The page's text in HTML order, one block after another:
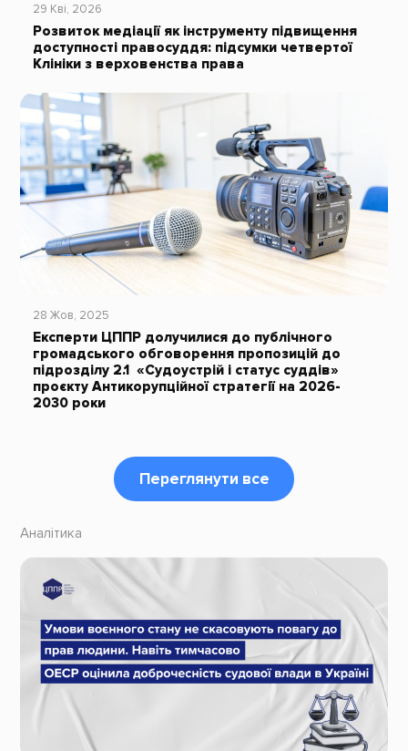
29 Кві, 2026
Розвиток медіації як інструменту підвищення
доступності правосуддя: підсумки четвертої
Клініки з верховенства права
28 Жов, 2025
Експерти ЦППР долучилися до публічного
громадського обговорення пропозицій до
підрозділу 2.1 «Судоустрій і статус суддів»
проєкту Антикорупційної стратегії на 2026-
2030 роки
Переглянути все
Аналітика